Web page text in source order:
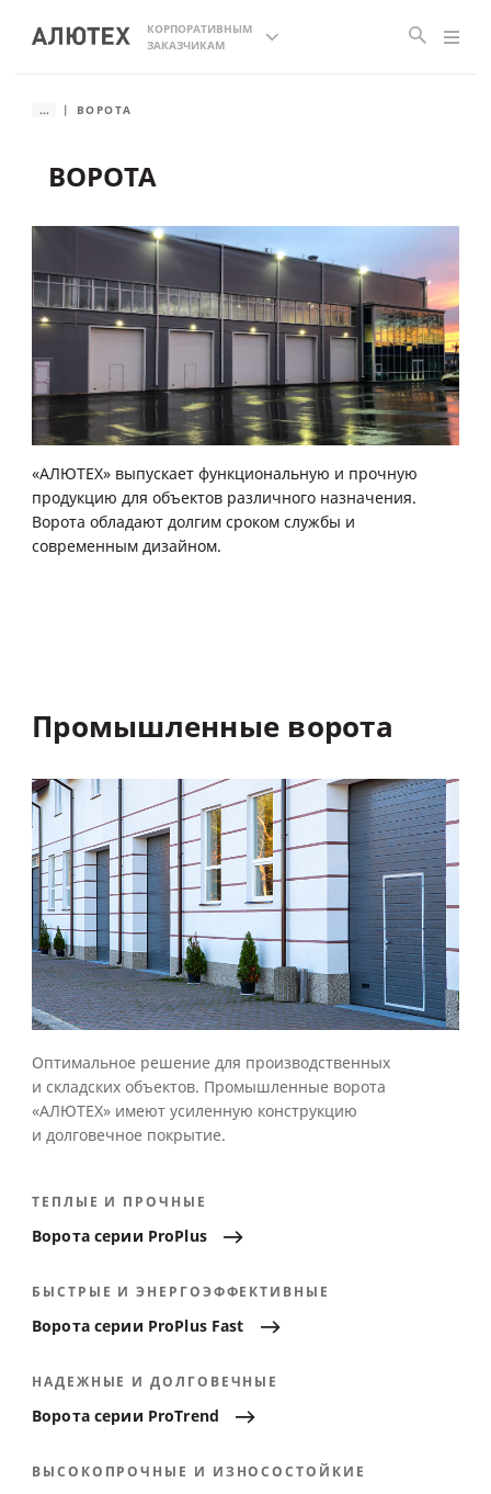
КОРПОРАТИВНЫМ
ЗАКАЗЧИКАМ
ВОРОТА
«АЛЮТЕХ» выпускает функциональную и прочную
продукцию для объектов различного назначения.
Ворота обладают долгим сроком службы и
современным дизайном.
... ВОРОТА
Промышленные ворота
ТЕПЛЫЕ И ПРОЧНЫЕ
Воротасерии ProPlus
БЫСТРЫЕ И ЭНЕРГОЭФФЕКТИВНЫЕ
Воротасерии ProPlus Fast
НАДЕЖНЫЕ И ДОЛГОВЕЧНЫЕ
Воротасерии ProTrend
ВЫСОКОПРОЧНЫЕ И ИЗНОСОСТОЙКИЕ
Оптимальное решение для производственных
и складских объектов. Промышленные ворота
«АЛЮТЕХ» имеют усиленную конструкцию
и долговечное покрытие.